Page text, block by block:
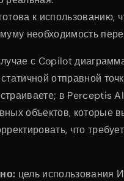
к использованию,
необходимость
с Copilot
отправной
в Perceptis
объектов, которые
что
цель использования